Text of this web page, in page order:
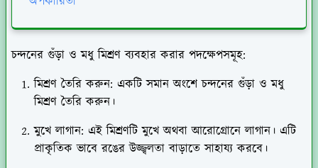
চন্দনের গুঁড়া ও মধু মিশ্রণ ব্যবহার করার পদক্ষেপসমূহ:
মিশ্রণ তৈরি করুন: একটি সমান অংশে চন্দনের গুঁড়া ও মধু
মিশ্রণ তৈরি করুন।
মুখে লাগান: এই মিশ্রণটি মুখে অথবা আরোগ্রোনে লাগান। এটি
প্রাকৃতিক ভাবে রঙের উজ্জ্বলতা বাড়াতে সাহায্য করবে।